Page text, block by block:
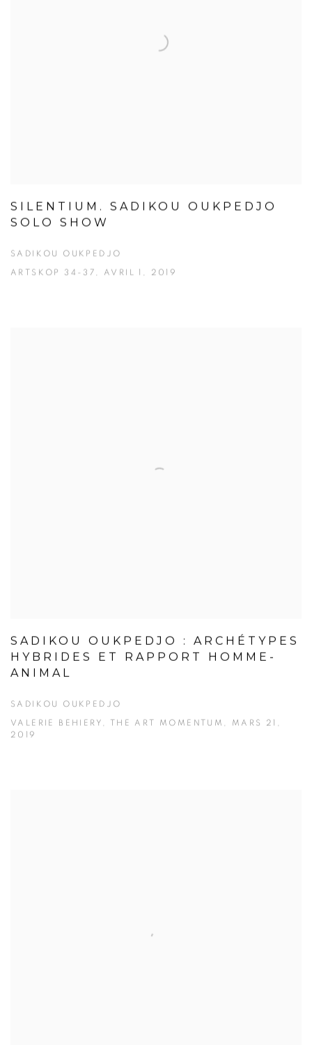
SILENTIUM. SADIKOU OUKPEDJO
SOLO SHOW
SADIKOU OUKPEDJO
ARTSKOP 34-37, AVRIL 1, 2019
SADIKOU OUKPEDJO : ARCHÉTYPES
HYBRIDES ET RAPPORT HOMME-
ANIMAL
SADIKOU OUKPEDJO
VALERIE BEHIERY, THE ART MOMENTUM, MARS 21,
2019